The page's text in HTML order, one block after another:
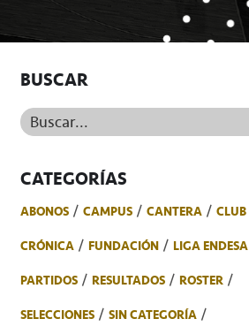
BUSCAR
Buscar...
CATEGORÍAS
ABONOS CAMPUS CANTERA
CLUB
CRÓNICA
FUNDACIÓN
LIGA ENDESA
PARTIDOS
RESULTADOS
ROSTER
SELECCIONES
SIN CATEGORÍA